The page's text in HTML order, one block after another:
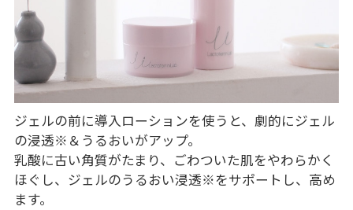
ジェルの前に導入ローションを使うと、劇的にジェル
の浸透※ ＆うるおいがアップ。
乳酸に古い角質がたまり、ごわついた肌をやわらかく
ほぐし、ジェルのうるおい浸透※をサポートし、高め
ます。